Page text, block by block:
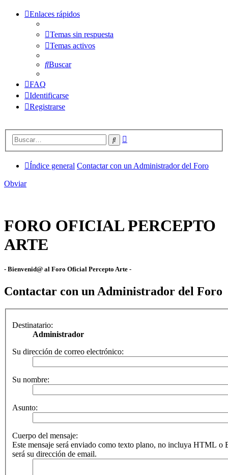
Enlaces rápidos
Temas sin respuesta
Temas activos
Buscar
FAQ
Identificarse
Registrarse
Buscar
Índice general Contactar con un Administrador del Foro
Obviar
FORO OFICIAL PERCEPTO
ARTE
- Bienvenid@ al Foro Oficial Percepto Arte -
Contactar con un Administrador del Foro
Destinatario:
Administrador
Su dirección de correo electrónico:
Su nombre:
Asunto:
Cuerpo del mensaje:
Este mensaje será enviado como texto plano, no incluya HTML o
será su dirección de email.